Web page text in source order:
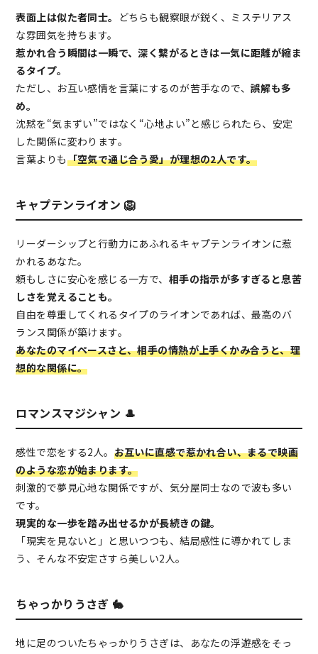
表面上は似た者同士。 どちらも観察眼が鋭く、ミステリアス
な雰囲気を持ちます。
惹かれ合う瞬間は一瞬で、深く繋がるときは一気に距離が縮ま
るタイプ。
ただし、お互い感情を言葉にするのが苦手なので、誤解も多
め。
沈黙を“気まずい”ではなく“心地よい”と感じられたら、安定
した関係に変わります。
言葉よりも「空気で通じ合う愛」が理想の2人です。
キャプテンライオン 🦁
リーダーシップと行動力にあふれるキャプテンライオンに惹
かれるあなた。
頼もしさに安心を感じる一方で、 相手の指示が多すぎると息苦
しさを覚えることも。
自由を尊重してくれるタイプのライオンであれば、最高のバ
ランス関係が築けます。
あなたのマイペースさと、相手の情熱が上手くかみ合うと、理
想的な関係に。
ロマンスマジシャン 🎩
感性で恋をする2人。 お互いに直感で惹かれ合い、まるで映画
のような恋が始まります。
刺激的で夢見心地な関係ですが、気分屋同士なので波も多い
です。
現実的な一歩を踏み出せるかが長続きの鍵。
「現実を見ないと」と思いつつも、結局感性に導かれてしま
う、そんな不安定さすら美しい2人。
ちゃっかりうさぎ 🐇
地に足のついたちゃっかりうさぎは、あなたの浮遊感をそっ